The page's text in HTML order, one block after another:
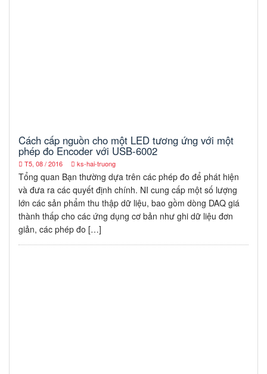
Cách cấp nguồn cho một LED tương ứng với một
phép đo Encoder với USB-6002
T5, 08 / 2016 ks-hai-truong
Tổng quan Bạn thường dựa trên các phép đo để phát hiện
và đưa ra các quyết định chính. NI cung cấp một số lượng
lớn các sản phẩm thu thập dữ liệu, bao gồm dòng DAQ giá
thành thấp cho các ứng dụng cơ bản như ghi dữ liệu đơn
giản, các phép đo […]